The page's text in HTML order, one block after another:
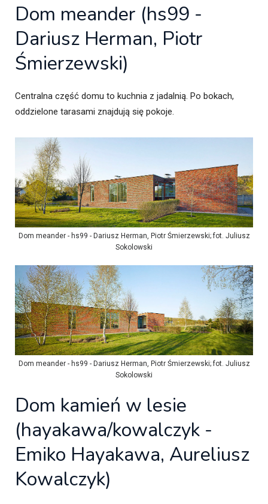
Dom meander (hs99 -
Dariusz Herman, Piotr
Śmierzewski)
Centralna część domu to kuchnia z jadalnią. Po bokach,
oddzielone tarasami znajdują się pokoje.
Dom meander - hs99 - Dariusz Herman, Piotr Śmierzewski; fot. Juliusz
Sokolowski
Dom meander - hs99 - Dariusz Herman, Piotr Śmierzewski; fot. Juliusz
Sokolowski
Dom kamień w lesie
(hayakawa/kowalczyk -
Emiko Hayakawa, Aureliusz
Kowalczyk)